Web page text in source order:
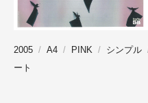
2005 A4 PINK シンプル
ート